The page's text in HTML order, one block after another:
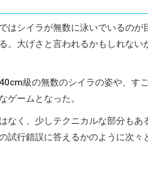
はシイラが無数に泳いでいるのが
。大げさと言われるかもしれない
級の無数のシイラの姿や、す
ゲームとなった。
なく、少しテクニカルな部分もあ
試行錯誤に答えるかのように次々